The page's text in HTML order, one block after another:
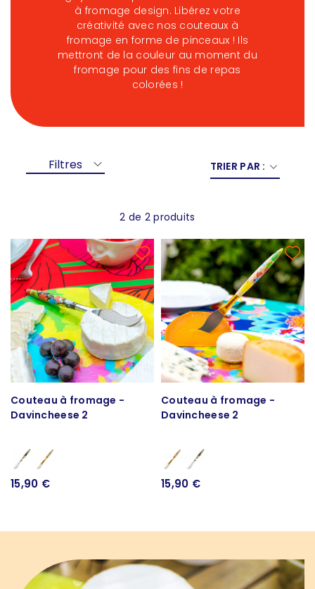
à fromage design. Libérez votre
créativité avec nos couteaux à
fromage en forme de pinceaux ! Ils
mettront de la couleur au moment du
fromage pour des fins de repas
colorées !
Filtres TRIER PAR :
2 de 2 produits
Couteau à fromage -
Davincheese 2
15,90 €
Couteau à fromage -
Davincheese 2
15,90 €